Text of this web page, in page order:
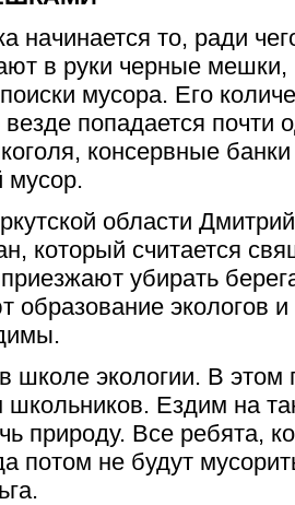
начинается то, ради
в руки черные мешки,
мусора. Его
попадается почти
консервные
мусор.
области
который считается
убирать
образование экологов
школе экологии. В этом
Ездим на
природу. Все ребята,
потом не будут